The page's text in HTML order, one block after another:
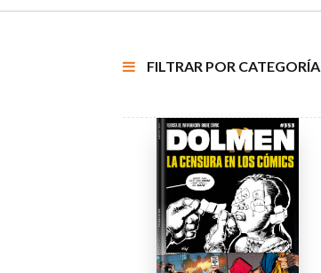
FILTRAR POR CATEGORÍA